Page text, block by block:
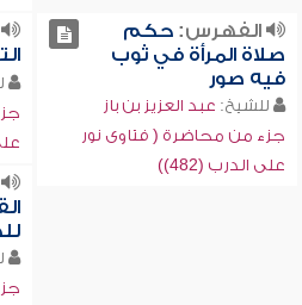
الفهرس:حكم
صلاة المرأة في ثوب
فيه صور
للشيخ: عبد العزيز بن باز
جزء من محاضرة ( فتاوى نور
على الدرب (482))